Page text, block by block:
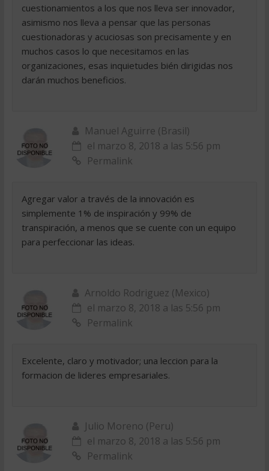
cuestionamientos a los que nos lleva ser innovador,
asimismo nos lleva a pensar que las personas
cuestionadoras y acuciosas son precisamente y en
muchos casos lo que necesitamos en las
organizaciones, esas inquietudes bién dirigidas nos
darán muchos beneficios.
Manuel Aguirre (Brasil)
el marzo 8, 2018 a las 5:56 pm
Permalink
Agregar valor a través de la innovación es
simplemente 1% de inspiración y 99% de
transpiración, a menos que se cuente con un equipo
para perfeccionar las ideas.
Arnoldo Rodriguez (Mexico)
el marzo 8, 2018 a las 5:56 pm
Permalink
Excelente, claro y motivador; una leccion para la
formacion de lideres empresariales.
Julio Moreno (Peru)
el marzo 8, 2018 a las 5:56 pm
Permalink